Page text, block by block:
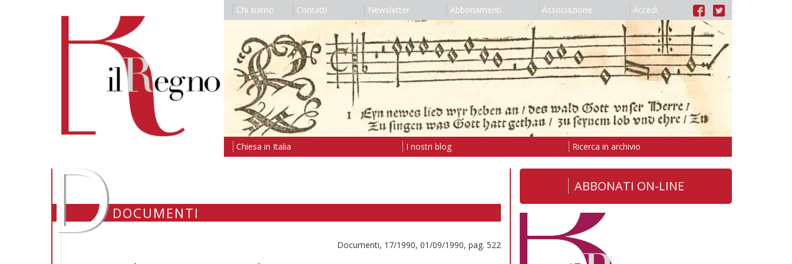
Chi siamo Contatti Newsletter Abbonamenti Associazione Accedi
Chiesa in Italia I nostri blog Ricerca in archivio
DDOCUMENTI
Documenti, 17/1990, 01/09/1990, pag. 522
ABBONATI ON-LINE